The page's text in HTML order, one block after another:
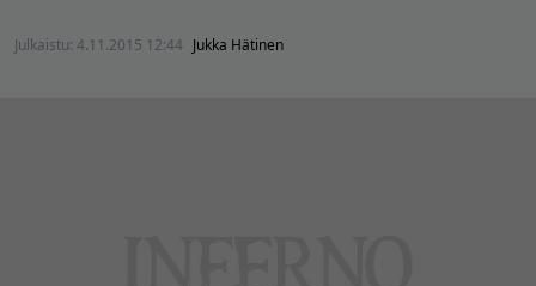
Julkaistu: 4.11.2015 12:44 Jukka Hätinen